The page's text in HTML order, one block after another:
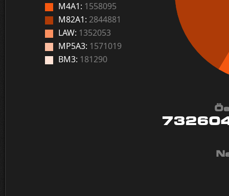
M4A1: 1558095
M82A1: 2844881
LAW: 1352053
MP5A3: 1571019
BM3: 181290